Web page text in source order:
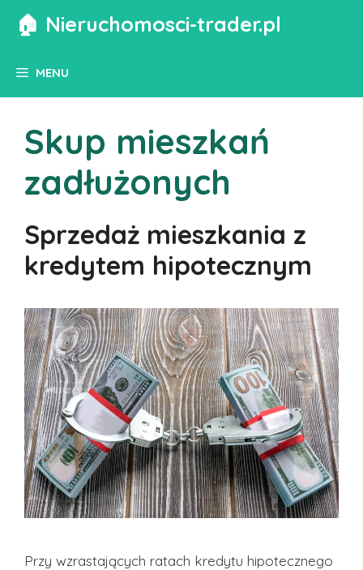
Przejdź
🏠 Nieruchomosci-trader.pl
MENU
Skup mieszkań
zadłużonych
Sprzedaż mieszkania z
kredytem hipotecznym
Przy wzrastających ratach kredytu hipotecznego